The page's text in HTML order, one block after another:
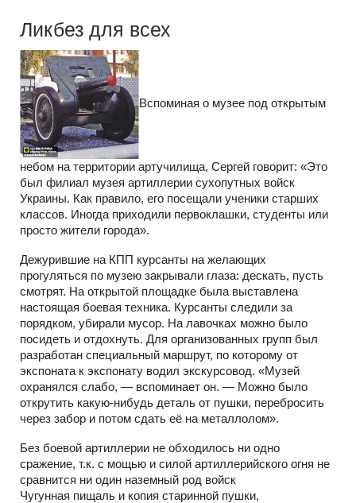
Ликбез для всех
Вспоминая о музее под открытым
небом на территории артучилища, Сергей говорит: «Это
был филиал музея артиллерии сухопутных войск
Украины. Как правило, его посещали ученики старших
классов. Иногда приходили первоклашки, студенты или
просто жители города».
Дежурившие на КПП курсанты на желающих
прогуляться по музею закрывали глаза: дескать, пусть
смотрят. На открытой площадке была выставлена
настоящая боевая техника. Курсанты следили за
порядком, убирали мусор. На лавочках можно было
посидеть и отдохнуть. Для организованных групп был
разработан специальный маршрут, по которому от
экспоната к экспонату водил экскурсовод. «Музей
охранялся слабо, — вспоминает он. — Можно было
открутить какую-нибудь деталь от пушки, перебросить
через забор и потом сдать её на металлолом».
Без боевой артиллерии не обходилось ни одно
сражение, т.к. с мощью и силой артиллерийского огня не
сравнится ни один наземный род войск
Чугунная пищаль и копия старинной пушки,